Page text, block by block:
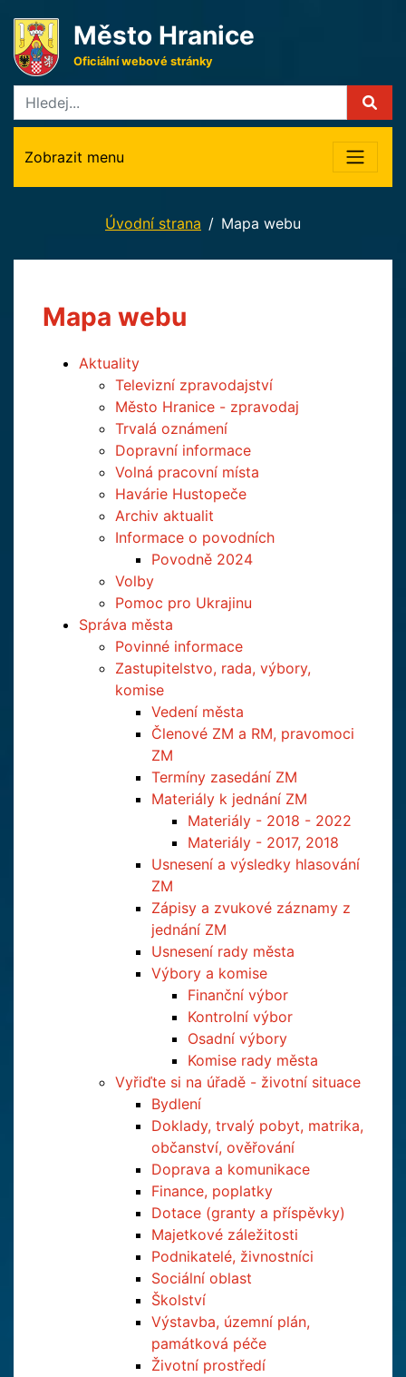
Město Hranice
Oficiální webové stránky
Zobrazit menu
Úvodní strana Mapa webu
Mapa webu
Aktuality
Televizní zpravodajství
Město Hranice - zpravodaj
Trvalá oznámení
Dopravní informace
Volná pracovní místa
Havárie Hustopeče
Archiv aktualit
Informace o povodních
Povodně 2024
Volby
Pomoc pro Ukrajinu
Správa města
Povinné informace
Zastupitelstvo, rada, výbory,
komise
Vedení města
Členové ZM a RM, pravomoci
ZM
Termíny zasedání ZM
Materiály k jednání ZM
Materiály - 2018 - 2022
Materiály - 2017, 2018
Usnesení a výsledky hlasování
ZM
Zápisy a zvukové záznamy z
jednání ZM
Usnesení rady města
Výbory a komise
Finanční výbor
Kontrolní výbor
Osadní výbory
Komise rady města
Vyřiďte si na úřadě - životní situace
Bydlení
Doklady, trvalý pobyt, matrika,
občanství, ověřování
Doprava a komunikace
Finance, poplatky
Dotace (granty a příspěvky)
Majetkové záležitosti
Podnikatelé, živnostníci
Sociální oblast
Školství
Výstavba, územní plán,
památková péče
Životní prostředí